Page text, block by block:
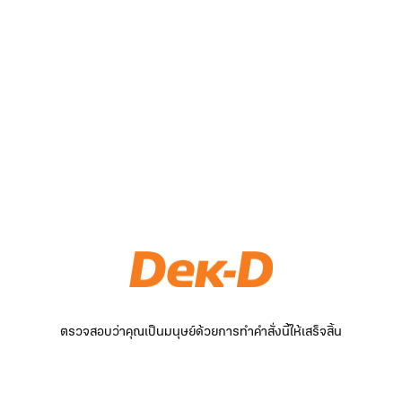
ตรวจสอบว่าคุณเป็นมนุษย์ด้วยการทำคำสั่งนี้ให้เสร็จสิ้น